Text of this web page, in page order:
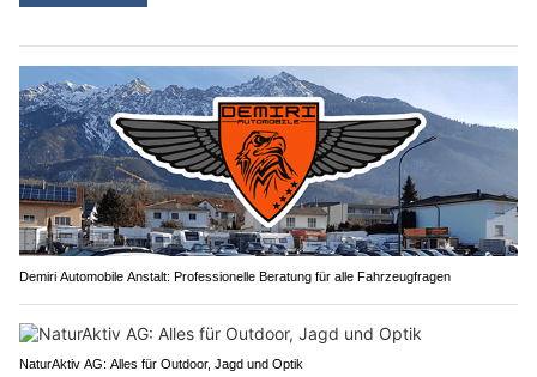
Demiri Automobile Anstalt: Professionelle Beratung für alle Fahrzeugfragen
NaturAktiv AG: Alles für Outdoor, Jagd und Optik